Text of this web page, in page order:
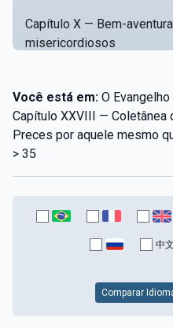
Capítulo X — Bem-
misericordiosos
Capítulo XII — Amai os
Capítulo XIII — Não saiba
que dê a vossa mão direita
Capítulo XV — Fora da
Capítulo XVI — Não se
Capítulo XVII — Sede
Você está em: O
Capítulo XXVIII —
Preces por aquele mesmo
> 35
中
Comparar